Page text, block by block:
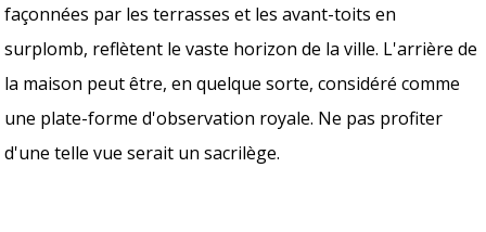
façonnées par les terrasses et les avant-toits en
surplomb, reflètent le vaste horizon de la ville. L'arrière de
la maison peut être, en quelque sorte, considéré comme
une plate-forme d'observation royale. Ne pas profiter
d'une telle vue serait un sacrilège.